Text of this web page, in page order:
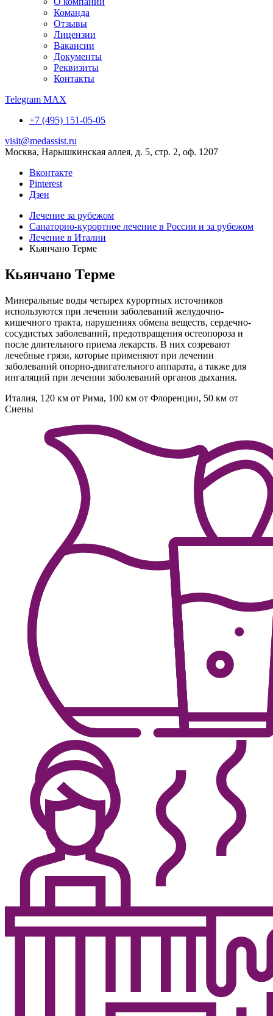
Команда
Отзывы
Лицензии
Вакансии
Документы
Реквизиты
Контакты
Telegram MAX
+7 (495) 151-05-05
visit@medassist.ru
Москва, Нарышкинская аллея, д. 5, стр. 2, оф. 1207
Вконтакте
Pinterest
Дзен
Лечение за рубежом
Санаторно-курортное лечение в России и за рубежом
Лечение в Италии
Кьянчано Терме
Кьянчано Терме
Минеральные воды четырех курортных источников
используются при лечении заболеваний желудочно-
кишечного тракта, нарушениях обмена веществ, сердечно-
сосудистых заболеваний, предотвращения остеопороза и
после длительного приема лекарств. В них созревают
лечебные грязи, которые применяют при лечении
заболеваний опорно-двигательного аппарата, а также для
ингаляций при лечении заболеваний органов дыхания.
Италия, 120 км от Рима, 100 км от Флоренции, 50 км от
Сиены